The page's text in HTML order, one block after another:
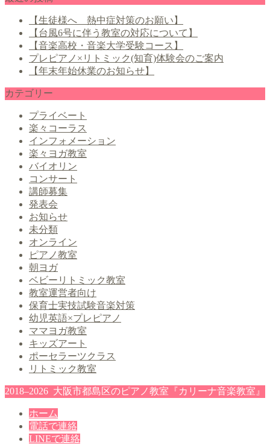
【生徒様へ 熱中症対策のお願い】
【台風6号に伴う教室の対応について】
【音楽高校・音楽大学受験コース】
プレピアノ×リトミック(知育)体験会のご案内
【年末年始休業のお知らせ】
カテゴリー
プライベート
楽々コーラス
インフォメーション
楽々ヨガ教室
バイオリン
コンサート
講師募集
発表会
お知らせ
未分類
オンライン
ピアノ教室
朝ヨガ
ベビーリトミック教室
教室運営者向け
保育士実技試験音楽対策
幼児英語×プレピアノ
ママヨガ教室
キッズアート
ポーセラーツクラス
リトミック教室
2018–2026 大阪市都島区のピアノ教室『カリーナ音楽教室』
ホーム
電話で連絡
LINEで連絡